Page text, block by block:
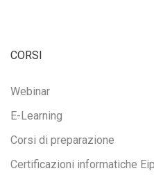
CORSI
Webinar
E-Learning
Corsi di preparazione
Certificazioni informatiche